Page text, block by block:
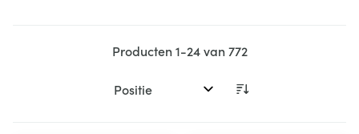
Producten1-24van772
Sorteer op: